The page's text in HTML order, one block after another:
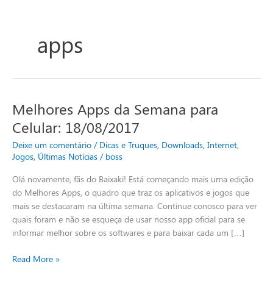
apps
Melhores Apps da Semana para
Celular: 18/08/2017
Deixe um comentário / Dicas e Truques, Downloads, Internet,
Jogos, Últimas Notícias / boss
Olá novamente, fãs do Baixaki! Está começando mais uma edição
do Melhores Apps, o quadro que traz os aplicativos e jogos que
mais se destacaram na última semana. Continue conosco para ver
quais foram e não se esqueça de usar nosso app oficial para se
informar melhor sobre os softwares e para baixar cada um […]
Melhores
da
Semana
para
18/08/2017
Read More »